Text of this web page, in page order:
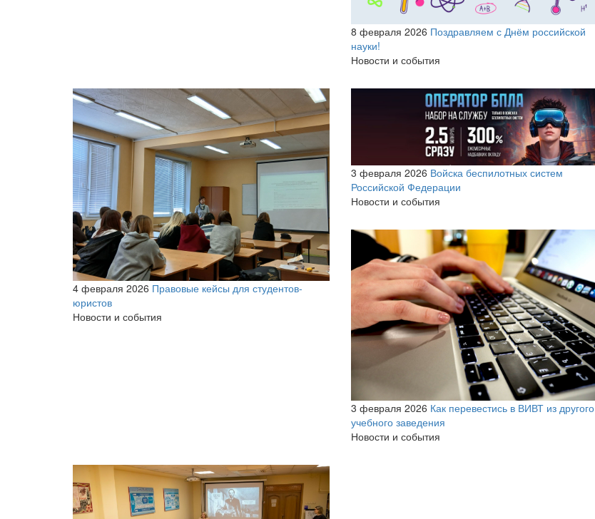
8 февраля 2026 Поздравляем с Днём российской
науки!
Новости и события
4 февраля 2026 Правовые кейсы для студентов-
юристов
Новости и события
3 февраля 2026 Войска беспилотных систем
Российской Федерации
Новости и события
3 февраля 2026 Как перевестись в ВИВТ из другого
учебного заведения
Новости и события